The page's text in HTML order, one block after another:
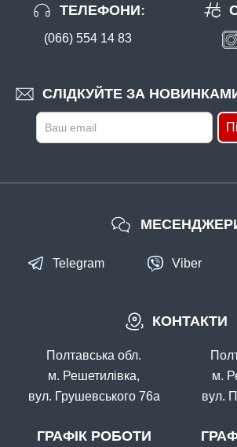
ТЕЛЕФОНИ:
(066) 554 14 83
СЛІДКУЙТЕ ЗА
КОНТАКТИ
Полтавська обл.
м. Решетилівка,
вул. Грушевського 76а
ГРАФІК РОБОТИ
м.
вул.
Telegram Viber